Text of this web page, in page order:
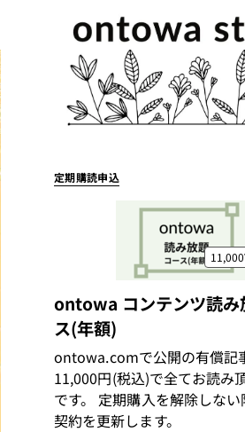
定期購読申込
ontowa コンテンツ読み
ス(年額)
ontowa.comで公開の有償記
11,000円(税込)で全てお読み
です。 定期購入を解除しな
契約を更新します。